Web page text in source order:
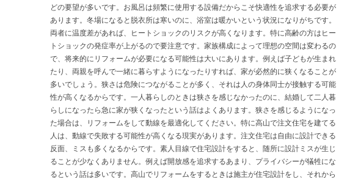
どの要望が多いです。お風呂は頻繁に使用する設備だからこそ快適性を追求する必要が
あります。冬場になると脱衣所は寒いのに、浴室は暖かいという状況になりがちです。
両者に温度差があれば、ヒートショックのリスクが高くなります。特に高齢の方はヒー
トショックの発症率が上がるので要注意です。家族構成によって理想の空間は変わるの
で、将来的にリフォームが必要になる可能性は大いにあります。例えば子どもが生まれ
たり、両親を呼んで一緒に暮らすようになったりすれば、家が必然的に狭くなることが
多いでしょう。狭さは危険につながることが多く、それは人の身体同士が接触する可能
性が高くなるからです。一人暮らしのときは狭さを感じなかったのに、結婚して二人暮
らしになったら急に家が狭くなったという話はよくあります。狭さを感じるようになっ
た場合は、リフォームをして動線を最適化してください。特に高山で注文住宅を建てる
人は、動線で失敗する可能性が高くなる現実があります。注文住宅は自由に設計できる
反面、ミスも多くなるからです。素人目線で住宅設計をすると、随所に設計ミスが生じ
ることが少なくありません。例えば開放感を追求するあまり、プライバシーが犠牲にな
るという話は多いです。高山でリフォームをするときは施主が住宅設計をし、それから